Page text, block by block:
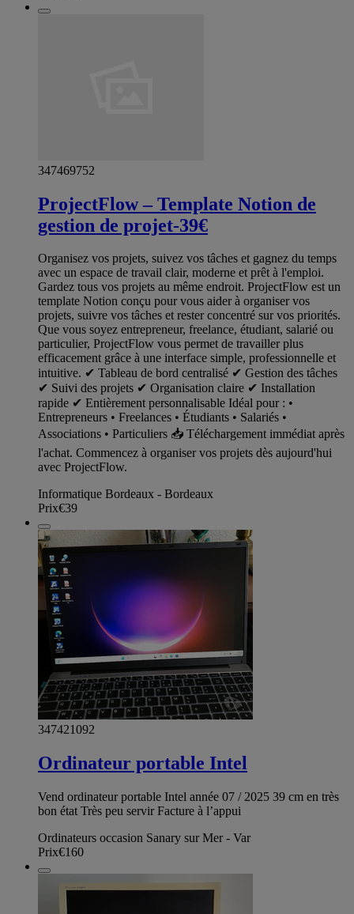
347469752
ProjectFlow – Template Notion de
gestion de projet-39€
Organisez vos projets, suivez vos tâches et gagnez du temps
avec un espace de travail clair, moderne et prêt à l'emploi.
Gardez tous vos projets au même endroit. ProjectFlow est un
template Notion conçu pour vous aider à organiser vos
projets, suivre vos tâches et rester concentré sur vos priorités.
Que vous soyez entrepreneur, freelance, étudiant, salarié ou
particulier, ProjectFlow vous permet de travailler plus
efficacement grâce à une interface simple, professionnelle et
intuitive. ✔ Tableau de bord centralisé ✔ Gestion des tâches
✔ Suivi des projets ✔ Organisation claire ✔ Installation
rapide ✔ Entièrement personnalisable Idéal pour : •
Entrepreneurs • Freelances • Étudiants • Salariés •
Associations • Particuliers 📥 Téléchargement immédiat après
l'achat. Commencez à organiser vos projets dès aujourd'hui
avec ProjectFlow.
Informatique Bordeaux - Bordeaux
Prix€39
347421092
Ordinateur portable Intel
Vend ordinateur portable Intel année 07 / 2025 39 cm en très
bon état Très peu servir Facture à l’appui
Ordinateurs occasion Sanary sur Mer - Var
Prix€160